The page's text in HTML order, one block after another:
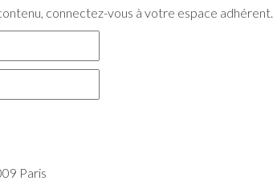
connectez-vous à votre espace adhérent.
Paris